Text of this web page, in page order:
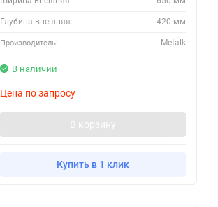
Глубина внешняя: 420 мм
Производитель: Metalk
В наличии
Цена по запросу
В корзину
Купить в 1 клик